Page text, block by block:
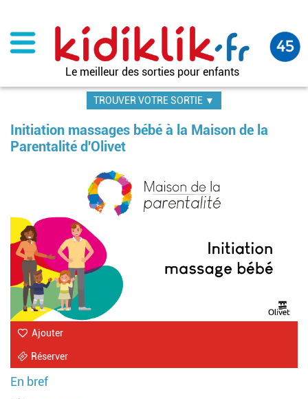
contenu
principal
Le meilleur des sorties pour enfants
TROUVER VOTRE SORTIE ▼
Initiation massages bébé à la Maison de la
Parentalité d'Olivet
Ajouter
Réserver